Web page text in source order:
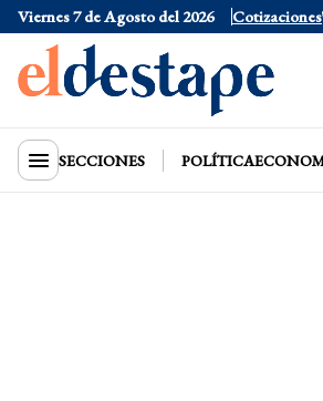
Viernes 7 de Agosto del 2026 Cotizaciones
Dólar Blue $1530 Dólar CCL $1577.3
SECCIONES POLÍTICA